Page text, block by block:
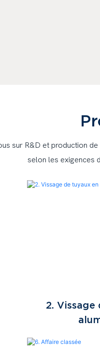
sur R&D et production
selon les exigences
2. Vissage